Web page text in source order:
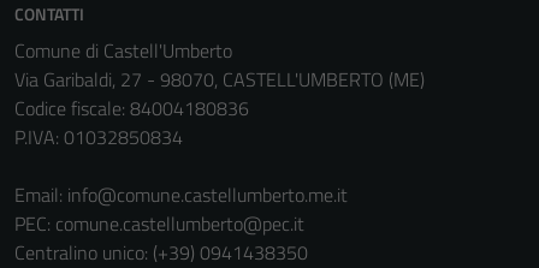
CONTATTI
Comune di Castell'Umberto
Via Garibaldi, 27 - 98070, CASTELL'UMBERTO (ME)
Codice fiscale: 84004180836
P.IVA: 01032850834
Email: info@comune.castellumberto.me.it
PEC: comune.castellumberto@pec.it
Centralino unico: (+39) 0941438350